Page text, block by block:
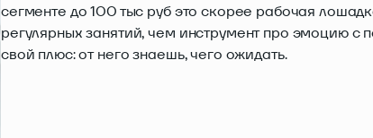
сегменте до 100 тыс руб это скорее рабочая
регулярных занятий, чем инструмент про эмоцию с
свой плюс: от него знаешь, чего ожидать.